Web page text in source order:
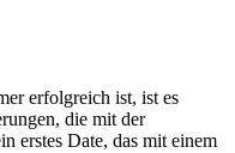
erfolgreich ist, ist es
die mit der
erstes Date, das mit einem